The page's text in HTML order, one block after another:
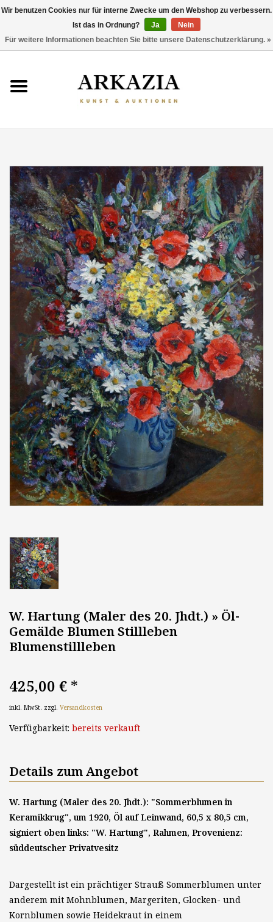
AKTUELLER KATALOG
THEMEN
ENTDECKEN
W. Hartung (Maler des 20. Jhdt.) » Öl-
Gemälde Blumen Stillleben
Blumenstillleben
425,00 € *
inkl. MwSt. zzgl. Versandkosten
Verfügbarkeit: bereits verkauft
Details zum Angebot
W. Hartung (Maler des 20. Jhdt.): "Sommerblumen in
Keramikkrug", um 1920, Öl auf Leinwand, 60,5 x 80,5 cm,
signiert oben links: "W. Hartung", Rahmen, Provenienz:
süddeutscher Privatvesitz
Dargestellt ist ein prächtiger Strauß Sommerblumen unter
anderem mit Mohnblumen, Margeriten, Glocken- und
Kornblumen sowie Heidekraut in einem
Wir benutzen Cookies nur für interne Zwecke um den Webshop zu verbessern.
Ist das in Ordnung?
Ja
Nein
Für weitere Informationen beachten Sie bitte unsere Datenschutzerklärung. »